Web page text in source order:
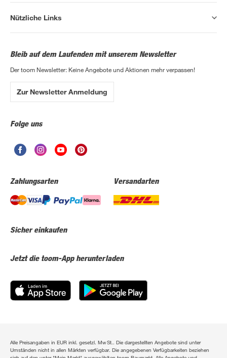
Nützliche Links
Bleib auf dem Laufenden mit unserem Newsletter
Der toom Newsletter: Keine Angebote und Aktionen mehr verpassen!
Zur Newsletter Anmeldung
Folge uns
Zahlungsarten Versandarten
Sicher einkaufen
Jetzt die toom-App herunterladen
Alle Preisangaben in EUR inkl. gesetzl. MwSt.. Die dargestellten Angebote sind unter
Umständen nicht in allen Märkten verfügbar. Die angegebenen Verfügbarkeiten beziehen